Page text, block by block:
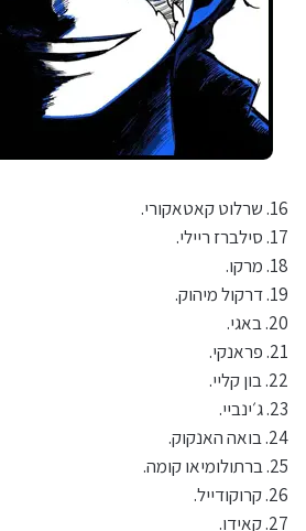
16. שרלוט קאטאקורי.
17. סילברז ריילי.
18. מרקו.
19. דרקול מיהוק.
20. באגי.
21. פראנקי.
22. בון קליי.
23. ג׳ינביי.
24. בואה האנקוק.
25. ברתולומיאו קומה.
26. קרוקודייל.
27. קאידו.